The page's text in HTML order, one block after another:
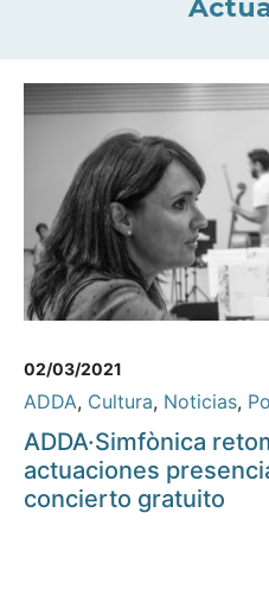
02/03/2021
ADDA, Cultura, Noticias,
ADDA·Simfònica
actuaciones
concierto gratuito